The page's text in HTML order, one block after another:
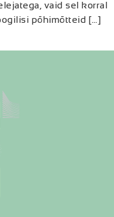
vaid sel korral
põhimõtteid […]